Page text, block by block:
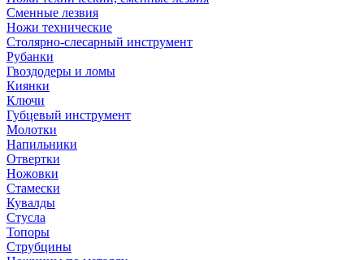
Сменные лезвия
Ножи технические
Столярно-слесарный инструмент
Рубанки
Гвоздодеры и ломы
Киянки
Ключи
Губцевый инструмент
Молотки
Напильники
Отвертки
Ножовки
Стамески
Кувалды
Стусла
Топоры
Струбцины